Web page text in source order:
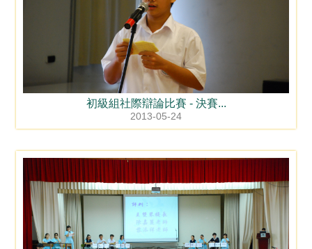
初級組社際辯論比賽 - 決賽...
2013-05-24